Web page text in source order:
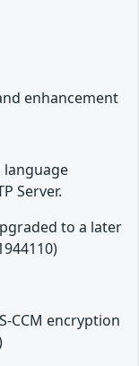
enhancement
language
Server.
to a later
CCM encryption